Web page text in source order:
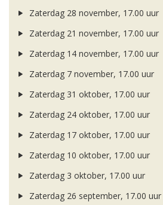
Zaterdag 28 november, 17.00 uur
Zaterdag 21 november, 17.00 uur
Zaterdag 14 november, 17.00 uur
Zaterdag 7 november, 17.00 uur
Zaterdag 31 oktober, 17.00 uur
Zaterdag 24 oktober, 17.00 uur
Zaterdag 17 oktober, 17.00 uur
Zaterdag 10 oktober, 17.00 uur
Zaterdag 3 oktober, 17.00 uur
Zaterdag 26 september, 17.00 uur